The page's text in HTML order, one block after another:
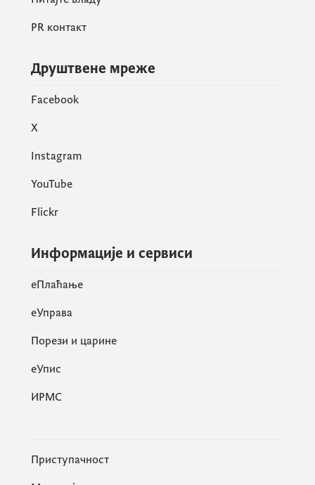
PR контакт
Друштвене мреже
Facebook
X
Instagram
YouTube
Flickr
Информације и сервиси
eПлаћање
еУправа
Порези и царине
eУпис
ИРМС
Приступачност